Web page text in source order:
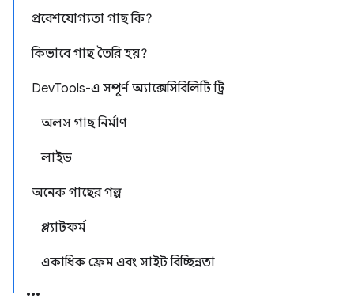
প্রবেশযোগ্যতা গাছ কি?
কিভাবে গাছ তৈরি হয়?
DevTools-এ সম্পূর্ণ অ্যাক্সেসিবিলিটি ট্রি
অলস গাছ নির্মাণ
লাইভ
অনেক গাছের গল্প
প্ল্যাটফর্ম
একাধিক ফ্রেম এবং সাইট বিচ্ছিন্নতা